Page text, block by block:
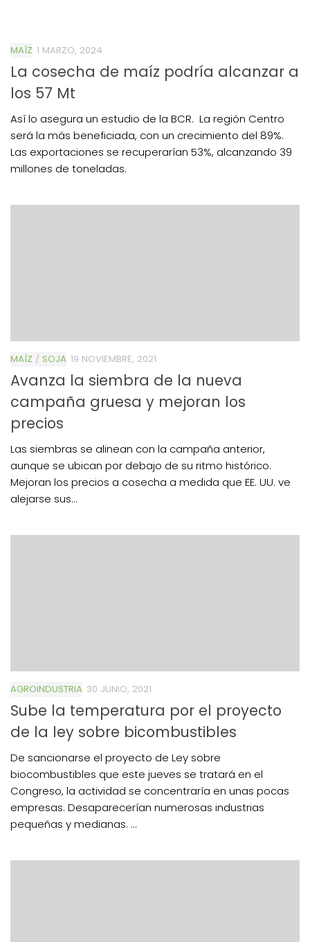
MAÍZ 1 MARZO, 2024
La cosecha de maíz podría alcanzar a
los 57 Mt
Así lo asegura un estudio de la BCR. La región Centro
será la más beneficiada, con un crecimiento del 89%.
Las exportaciones se recuperarían 53%, alcanzando 39
millones de toneladas.
MAÍZ / SOJA 19 NOVIEMBRE, 2021
Avanza la siembra de la nueva
campaña gruesa y mejoran los
precios
Las siembras se alinean con la campaña anterior,
aunque se ubican por debajo de su ritmo histórico.
Mejoran los precios a cosecha a medida que EE. UU. ve
alejarse sus...
AGROINDUSTRIA 30 JUNIO, 2021
Sube la temperatura por el proyecto
de la ley sobre bicombustibles
De sancionarse el proyecto de Ley sobre
biocombustibles que este jueves se tratará en el
Congreso, la actividad se concentraría en unas pocas
empresas. Desaparecerían numerosas industrias
pequeñas y medianas. ...